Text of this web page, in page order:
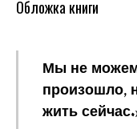
Обложка книги
Мы не
произошло,
жить